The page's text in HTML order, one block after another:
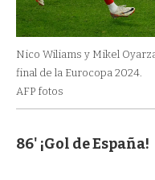
Nico Wiliams y Mikel
final de la Eurocopa 2024.
AFP fotos
86' ¡Gol de España!